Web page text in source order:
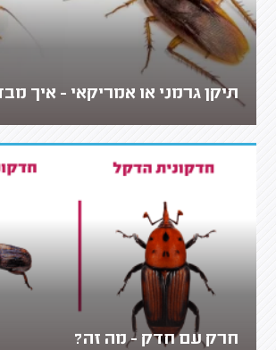
תיקן גרמני או אמריקאי - איך
חרק עם חדק - מה זה?